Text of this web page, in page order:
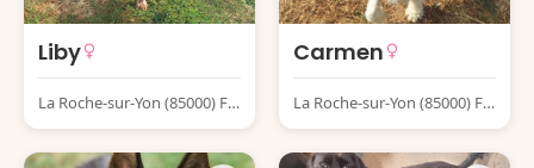
Liby
La Roche-sur-Yon (85000) Fr
ance
Carmen
La Roche-sur-Yon (85000) Fr
ance